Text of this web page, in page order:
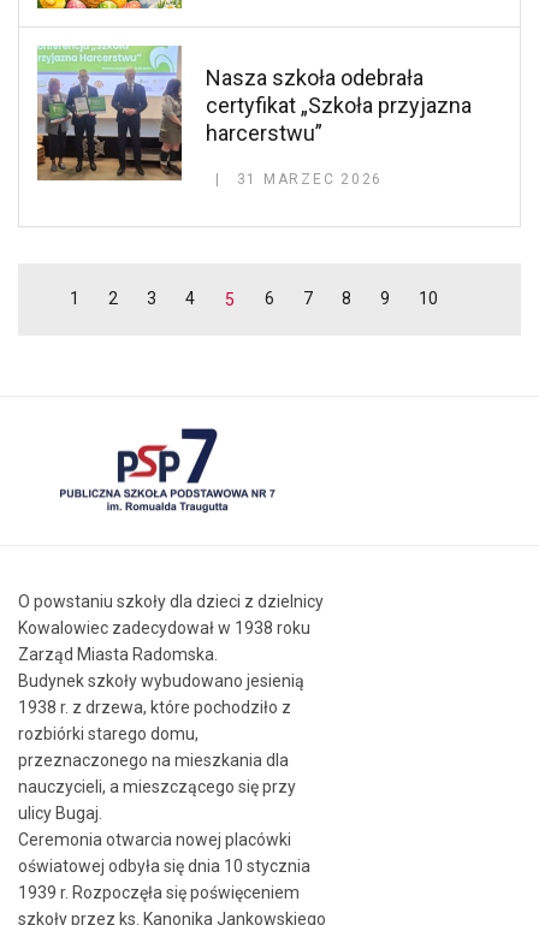
Nasza szkoła odebrała
certyfikat „Szkoła przyjazna
harcerstwu”
31 MARZEC 2026
1 2 3 4 5 6 7 8 9 10
O powstaniu szkoły dla dzieci z dzielnicy
Kowalowiec zadecydował w 1938 roku
Zarząd Miasta Radomska.
Budynek szkoły wybudowano jesienią
1938 r. z drzewa, które pochodziło z
rozbiórki starego domu,
przeznaczonego na mieszkania dla
nauczycieli, a mieszczącego się przy
ulicy Bugaj.
Ceremonia otwarcia nowej placówki
oświatowej odbyła się dnia 10 stycznia
1939 r. Rozpoczęła się poświęceniem
szkoły przez ks. Kanonika Jankowskiego